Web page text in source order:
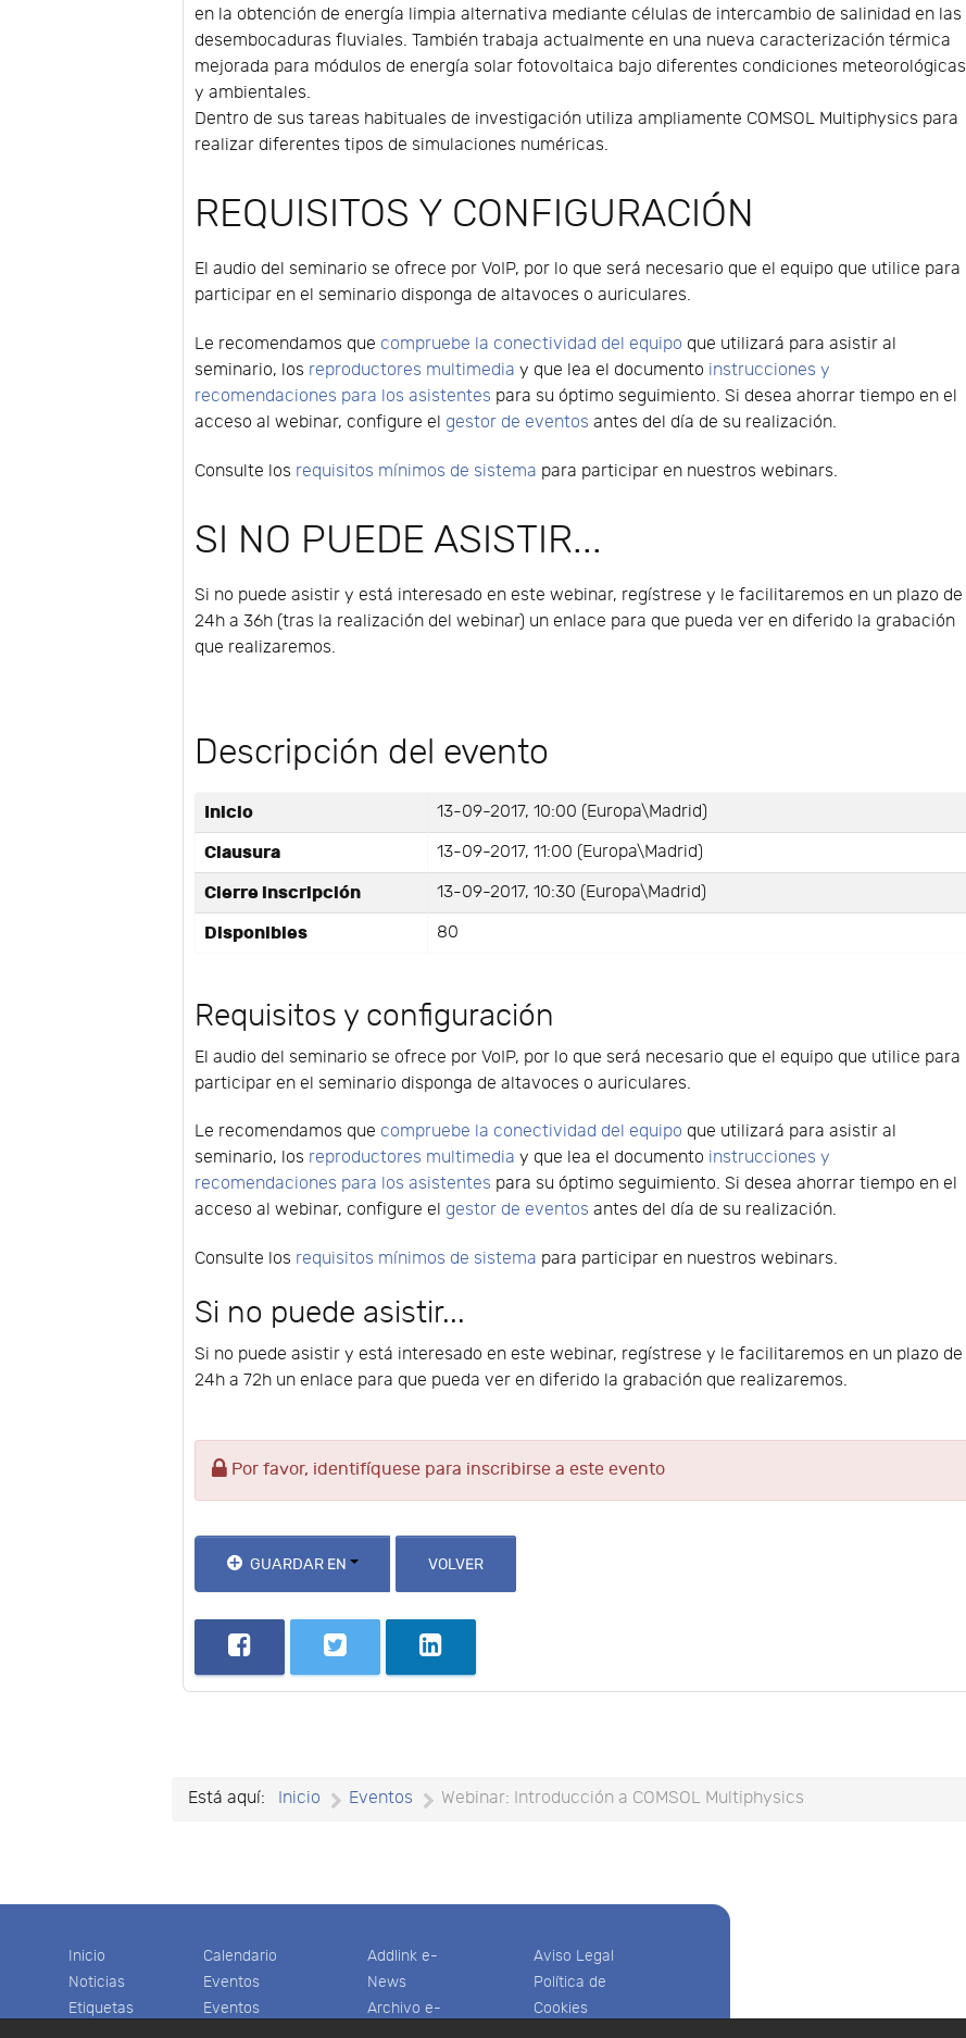
en la obtención de energía limpia alternativa mediante células de intercambio de salinidad en las
desembocaduras fluviales. También trabaja actualmente en una nueva caracterización térmica
mejorada para módulos de energía solar fotovoltaica bajo diferentes condiciones meteorológicas
y ambientales.
Dentro de sus tareas habituales de investigación utiliza ampliamente COMSOL Multiphysics para
realizar diferentes tipos de simulaciones numéricas.
REQUISITOS Y CONFIGURACIÓN
El audio del seminario se ofrece por VoIP, por lo que será necesario que el equipo que utilice para
participar en el seminario disponga de altavoces o auriculares.
Le recomendamos que compruebe la conectividad del equipo que utilizará para asistir al
seminario, los reproductores multimedia y que lea el documento instrucciones y
recomendaciones para los asistentes para su óptimo seguimiento. Si desea ahorrar tiempo en el
acceso al webinar, configure el gestor de eventos antes del día de su realización.
Consulte los requisitos mínimos de sistema para participar en nuestros webinars.
SI NO PUEDE ASISTIR...
Si no puede asistir y está interesado en este webinar, regístrese y le facilitaremos en un plazo de
24h a 36h (tras la realización del webinar) un enlace para que pueda ver en diferido la grabación
que realizaremos.
Descripción del evento
Inicio 13-09-2017, 10:00 (Europa\Madrid)
Clausura 13-09-2017, 11:00 (Europa\Madrid)
Cierre inscripción 13-09-2017, 10:30 (Europa\Madrid)
Disponibles 80
Requisitos y configuración
El audio del seminario se ofrece por VoIP, por lo que será necesario que el equipo que utilice para
participar en el seminario disponga de altavoces o auriculares.
Le recomendamos que compruebe la conectividad del equipo que utilizará para asistir al
seminario, los reproductores multimedia y que lea el documento instrucciones y
recomendaciones para los asistentes para su óptimo seguimiento. Si desea ahorrar tiempo en el
acceso al webinar, configure el gestor de eventos antes del día de su realización.
Consulte los requisitos mínimos de sistema para participar en nuestros webinars.
Si no puede asistir...
Si no puede asistir y está interesado en este webinar, regístrese y le facilitaremos en un plazo de
24h a 72h un enlace para que pueda ver en diferido la grabación que realizaremos.
Por favor, identifíquese para inscribirse a este evento
GUARDAR EN VOLVER
Está aquí: Inicio Eventos Webinar: Introducción a COMSOL Multiphysics
Inicio
Noticias
Etiquetas
Calendario
Eventos
Eventos
Addlink e-
News
Archivo e-
Aviso Legal
Política de
Cookies